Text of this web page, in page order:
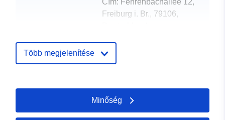
Cím: Fehrenbachallee 12,
Freiburg i. Br., 79106,
http://www.freiburg.de/gdm
nyilvántartás:
23 February 2026
Frissítve: data.europa.eu:
2026
Több megjelenítése
Minőség